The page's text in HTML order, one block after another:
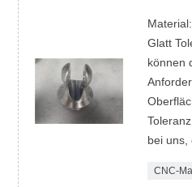
Glatt
können
bei uns,
CNC-